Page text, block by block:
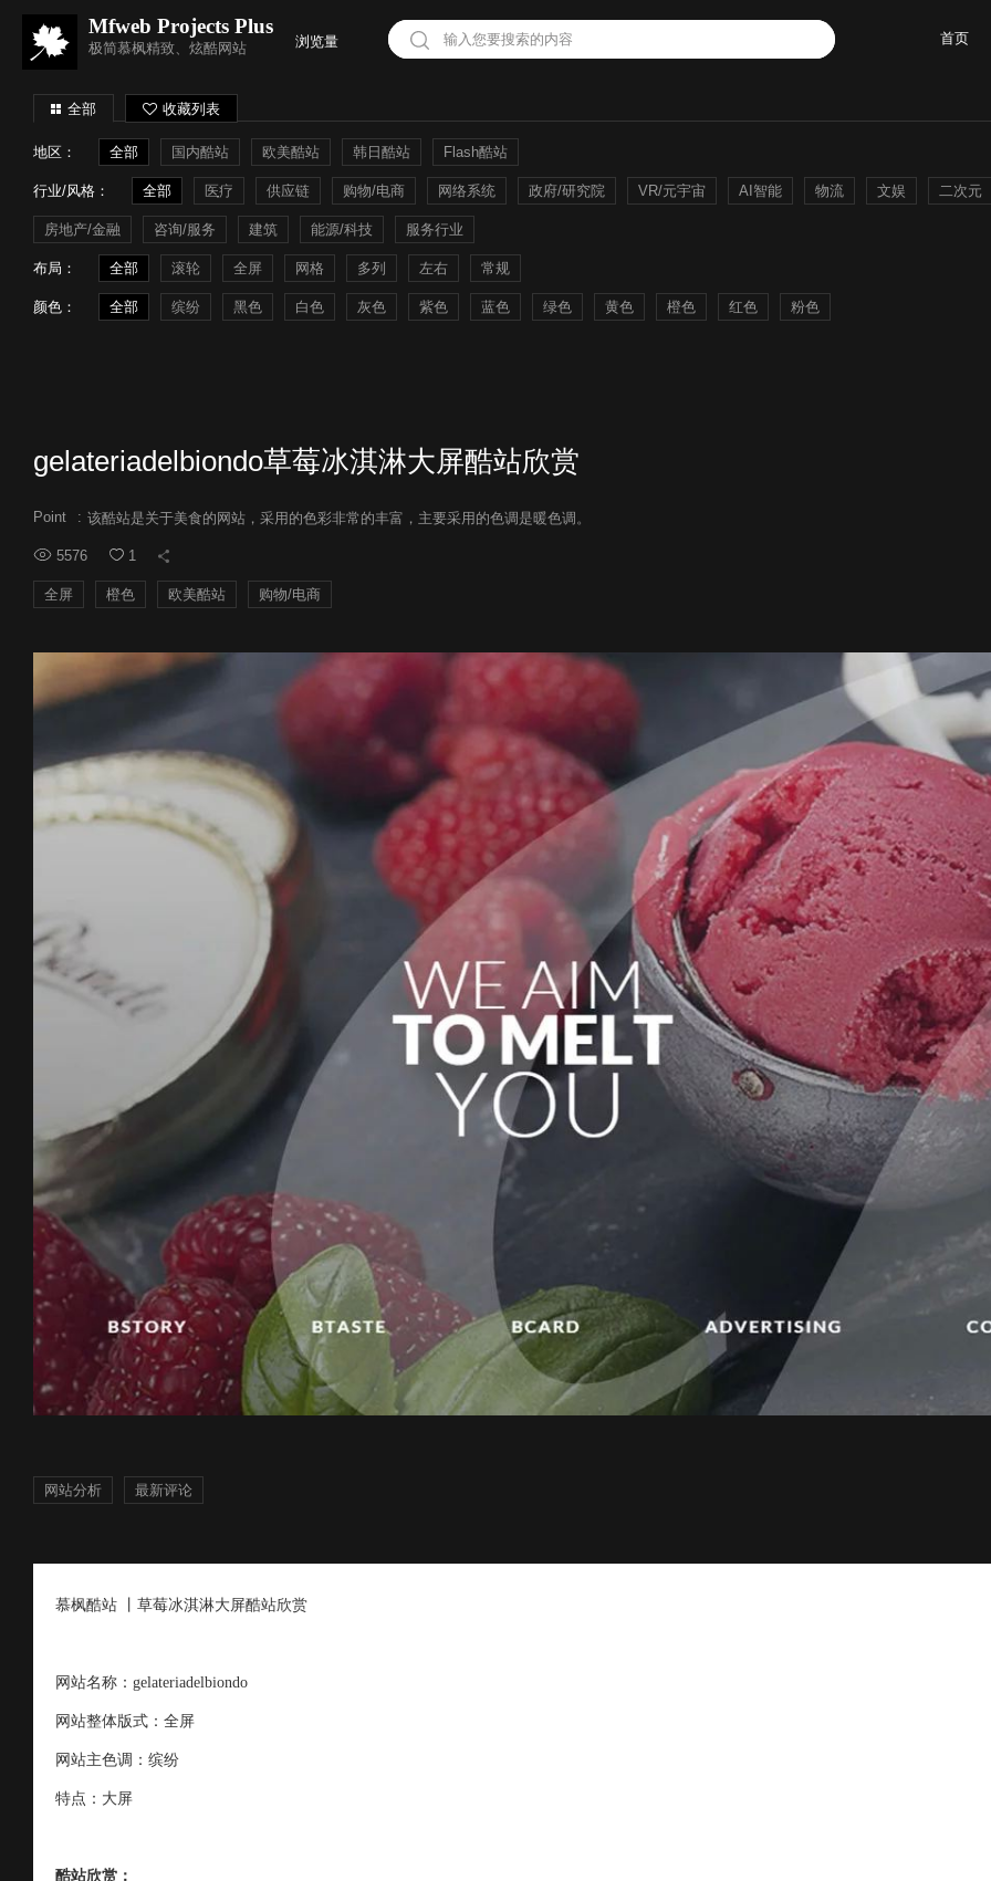
Mfweb Projects Plus
极简慕枫精致、炫酷网站 浏览量 首页
全部 收藏列表
地区： 全部 国内酷站 欧美酷站 韩日酷站 Flash酷站
行业/风格： 全部 医疗 供应链 购物/电商 网络系统 政府/研究院 VR/元宇宙 AI智能 物流 文娱 二次元
房地产/金融 咨询/服务 建筑 能源/科技 服务行业
布局： 全部 滚轮 全屏 网格 多列 左右 常规
颜色： 全部 缤纷 黑色 白色 灰色 紫色 蓝色 绿色 黄色 橙色 红色 粉色
gelateriadelbiondo草莓冰淇淋大屏酷站欣赏
Point : 该酷站是关于美食的网站，采用的色彩非常的丰富，主要采用的色调是暖色调。
5576 1
全屏 橙色 欧美酷站 购物/电商
网站分析 最新评论
慕枫酷站 丨草莓冰淇淋大屏酷站欣赏
网站名称：gelateriadelbiondo
网站整体版式：全屏
网站主色调：缤纷
特点：大屏
酷站欣赏：